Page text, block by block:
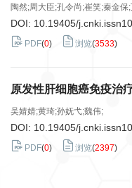
陶然;周大臣;孔令尚;崔笑;秦金保
DOI: 10.19405/
PDF(0) 浏览(3533)
原发性肝细胞癌免疫治
吴婧婧;黄琦;孙妩弋;魏伟;
DOI: 10.19405/
PDF(0) 浏览(2397)